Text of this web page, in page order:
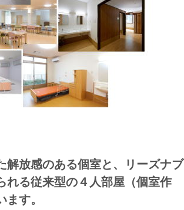
解放感のある個室と、リーズナブ
れる従来型の４人部屋（個室作
す。